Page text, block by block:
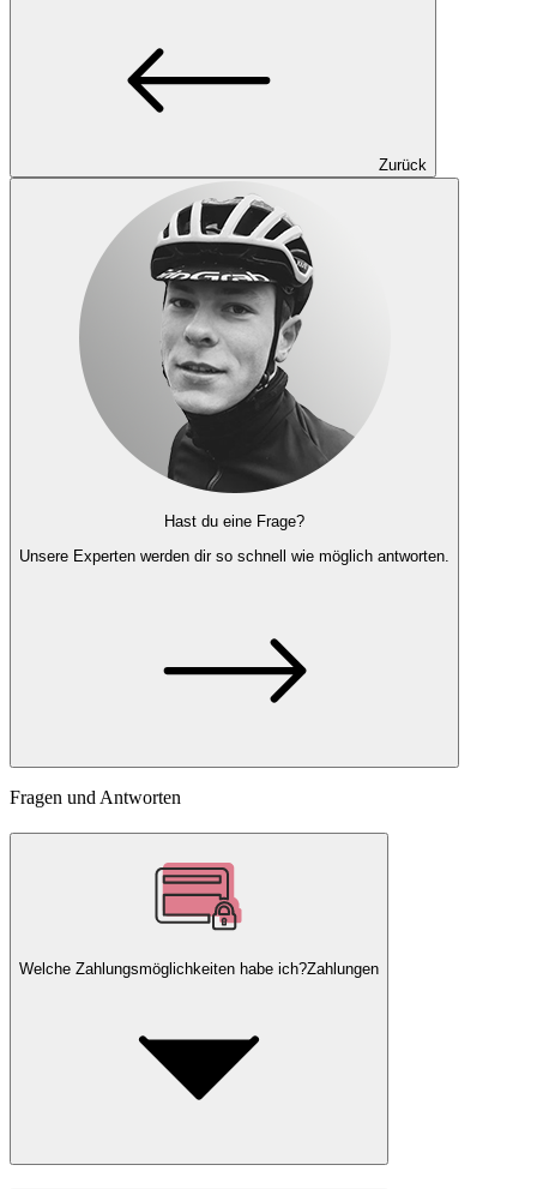
Zurück
Hast du eine Frage?
Unsere Experten werden dir so schnell wie möglich antworten.
Fragen und Antworten
Welche Zahlungsmöglichkeiten habe ich?Zahlungen